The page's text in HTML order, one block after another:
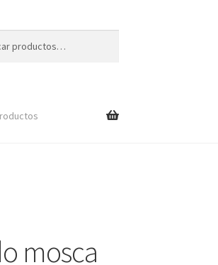
mosca